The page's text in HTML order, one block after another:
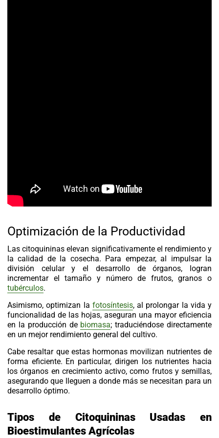
Optimización de la Productividad
Lascitoquininas elevan significativamente el rendimiento y
la calidad de la cosecha. Para empezar, al impulsar la
división celular y el desarrollo de órganos, logran
incrementar el tamaño y número de frutos, granos o
tubérculos.
Asimismo, optimizan la fotosíntesis, al prolongar la vida y
funcionalidad de las hojas, aseguran una mayor eficiencia
en la producción de biomasa; traduciéndose directamente
en un mejor rendimiento general del cultivo.
Cabe resaltar que estas hormonas movilizan nutrientes de
forma eficiente. En particular, dirigen los nutrientes hacia
los órganos en crecimiento activo, como frutos y semillas,
asegurando que lleguen a donde más se necesitan para un
desarrollo óptimo.
Tipos de Citoquininas Usadas en
Bioestimulantes Agrícolas